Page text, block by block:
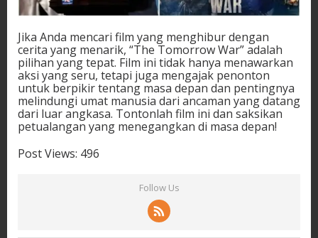
Jika Anda mencari film yang menghibur dengan
cerita yang menarik, “The Tomorrow War” adalah
pilihan yang tepat. Film ini tidak hanya menawarkan
aksi yang seru, tetapi juga mengajak penonton
untuk berpikir tentang masa depan dan pentingnya
melindungi umat manusia dari ancaman yang datang
dari luar angkasa. Tontonlah film ini dan saksikan
petualangan yang menegangkan di masa depan!
Post Views: 496
Follow Us